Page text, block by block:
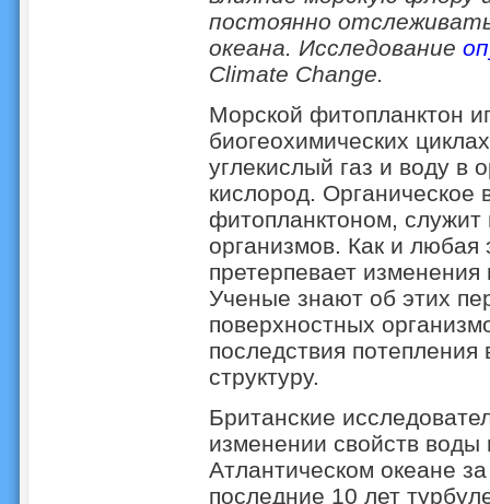
постоянно
океана. Исследование
Climate Change.
Морской фитопланктон
биогеохимических
углекислый газ и воду в
кислород. Органическое
фитопланктоном,
организмов. Как и любая
претерпевает изменения
Ученые знают об этих
поверхностных
последствия
структуру.
Британские
изменении свойств
Атлантическом океане
последние 10 лет